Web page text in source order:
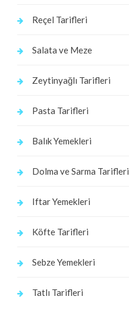
Reçel Tarifleri
Salata ve Meze
Zeytinyağlı Tarifleri
Pasta Tarifleri
Balık Yemekleri
Dolma ve Sarma Tarifleri
Iftar Yemekleri
Köfte Tarifleri
Sebze Yemekleri
Tatlı Tarifleri